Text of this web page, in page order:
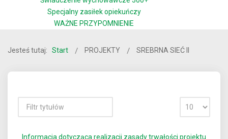
Specjalny zasiłek opiekuńczy
WAŻNE PRZYPOMNIENIE
Jesteś tutaj: Start PROJEKTY SREBRNA SIEĆ II
Informacja dotycząca realizacji zasady trwałości projektu